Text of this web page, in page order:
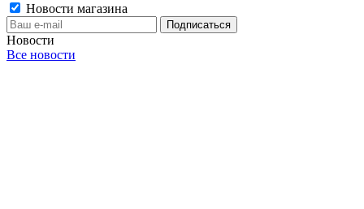
Новости магазина
Новости
Все новости